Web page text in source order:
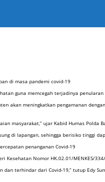
di masa pandemi covid-19
guna memcegah terjadinya penularan
akan meningkatkan pengamanan
masyarakat,” ujar Kabid Humas Polda
di lapangan, sehingga berisiko tinggi
penanganan Covid-19
Nomor HK.02.01/MENKES/
terhindar dari Covid-19,” tutup Edy